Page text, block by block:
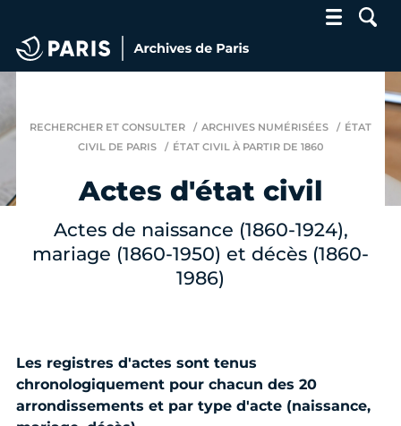
RECHERCHER ET CONSULTER ARCHIVES NUMÉRISÉES
ÉTAT
CIVIL DE PARIS
ÉTAT CIVIL À PARTIR DE 1860
Actes d'état civil
Actes de naissance (1860-1924),
mariage (1860-1950) et décès (1860-
1986)
Les registres d'actes sont tenus
chronologiquement pour chacun des 20
arrondissements et par type d'acte (naissance,